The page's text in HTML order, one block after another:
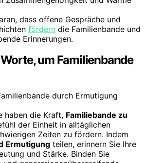
dass offene Gespräche und
fördern die Familienbande und
Erinnerungen.
um Familienbande
haben die Kraft, Familiebande zu
der Einheit in alltäglichen
Zeiten zu fördern. Indem
Ermutigung teilen, erinnern Sie Ihre
und Stärke. Binden Sie